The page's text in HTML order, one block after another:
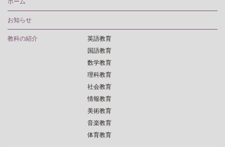
ホーム
お知らせ
教科の紹介
英語教育
国語教育
数学教育
理科教育
社会教育
情報教育
美術教育
音楽教育
体育教育